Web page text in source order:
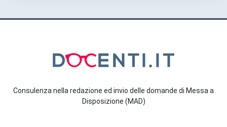
Consulenza nella redazione ed invio delle domande di Messa a
Disposizione (MAD)